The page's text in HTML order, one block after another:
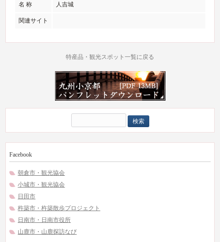
名 称 人吉城
関連サイト
特産品・観光スポット一覧に戻る
索:
Facebook
朝倉市・観光協会
小城市・観光協会
日田市
杵築市・杵築散歩プロジェクト
日南市・日南市役所
山鹿市・山鹿探訪なび